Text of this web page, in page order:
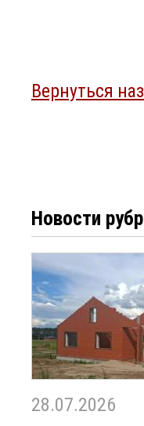
Вернуться
Новости
28.07.2026